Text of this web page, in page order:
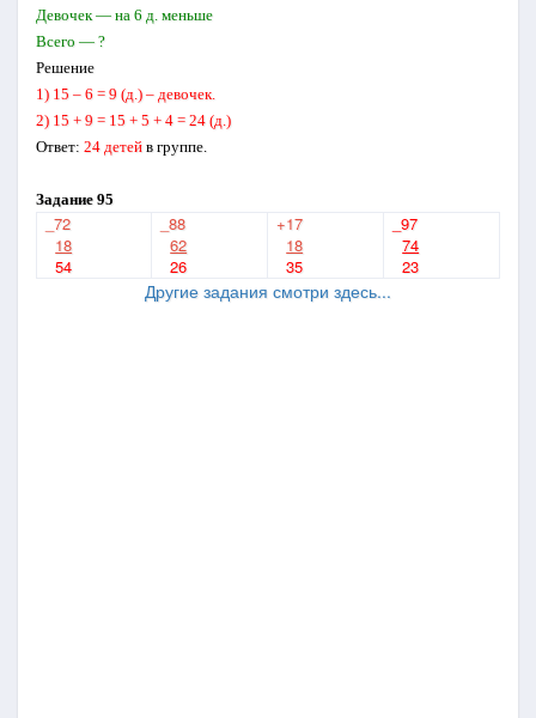
Девочек — на 6 д. меньше
Всего — ?
Решение
1) 15 – 6 = 9 (д.) – девочек.
2) 15 + 9 = 15 + 5 + 4 = 24 (д.)
Ответ: 24 детей в группе.
Задание 95
_72
18
54
_88
62
26
+17
18
35
_97
74
23
Другие задания смотри здесь...